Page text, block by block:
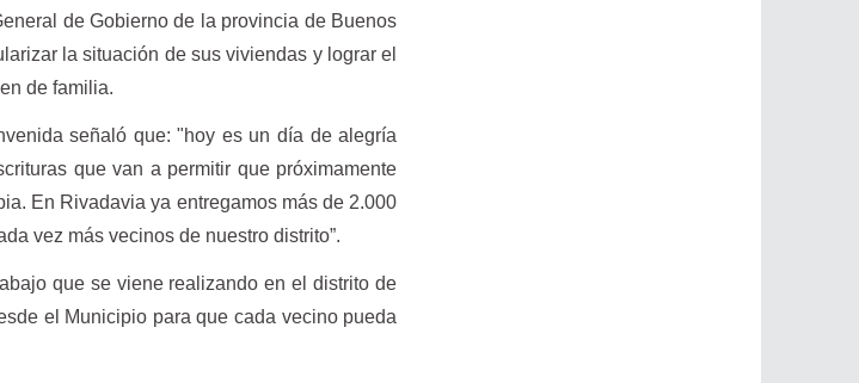
de Gobierno de la provincia de Buenos
la situación de sus viviendas y lograr el
de familia.
señaló que: "hoy es un día de alegría
que van a permitir que próximamente
En Rivadavia ya entregamos más de 2.000
vez más vecinos de nuestro distrito”.
que se viene realizando en el distrito de
el Municipio para que cada vecino pueda